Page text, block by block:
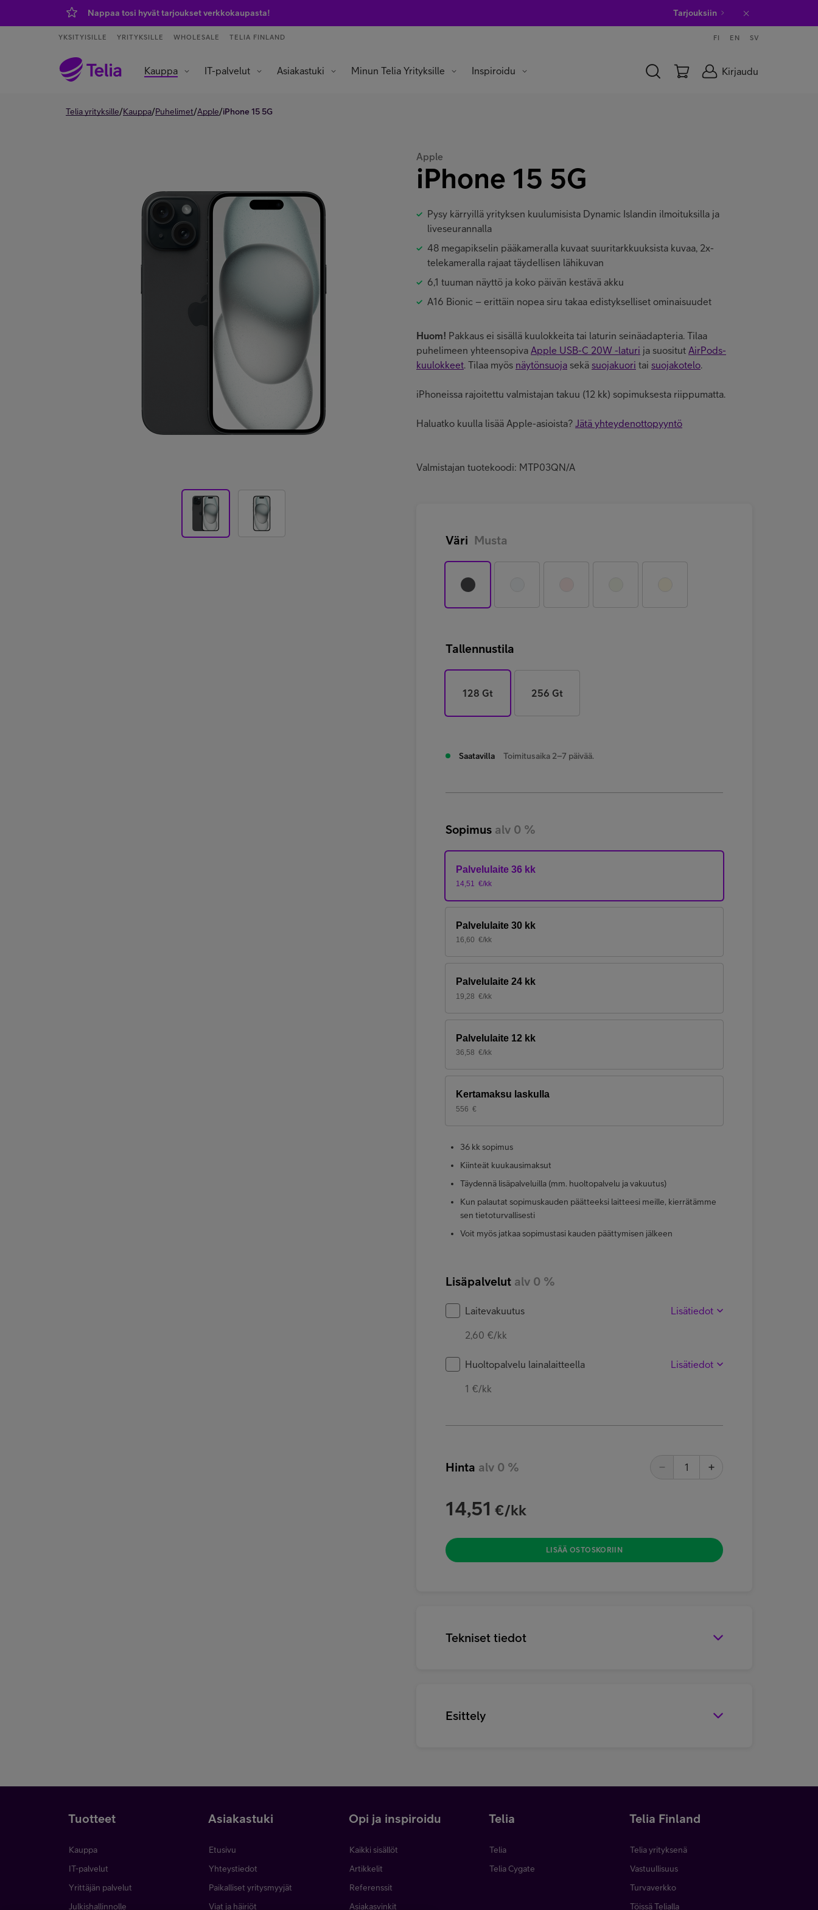
Nappaa tosi hyvät tarjoukset verkkokaupasta! Tarjouksiin
YKSITYISILLE YRITYKSILLE WHOLESALE TELIA FINLAND FI EN SV
Kauppa IT-palvelut Asiakastuki Minun Telia Yrityksille Inspiroidu Kirjaudu
Telia yrityksille/Kauppa/Puhelimet/Apple/iPhone 15 5G
Apple
iPhone 15 5G
Pysy kärryillä yrityksen kuulumisista Dynamic Islandin ilmoituksilla ja
liveseurannalla
48 megapikselin pääkameralla kuvaat suuritarkkuuksista kuvaa, 2x-
telekameralla rajaat täydellisen lähikuvan
6,1 tuuman näyttö ja koko päivän kestävä akku
A16 Bionic – erittäin nopea siru takaa edistykselliset ominaisuudet
Huom! Pakkaus ei sisällä kuulokkeita tai laturin seinäadapteria. Tilaa
puhelimeen yhteensopiva Apple USB-C 20W -laturi ja suositut AirPods-
kuulokkeet. Tilaa myös näytönsuoja sekä suojakuori tai suojakotelo.
iPhoneissa rajoitettu valmistajan takuu (12 kk) sopimuksesta riippumatta.
Haluatko kuulla lisää Apple-asioista? Jätä yhteydenottopyyntö
Valmistajan tuotekoodi: MTP03QN/A
Väri Musta
Tallennustila
128 Gt 256 Gt
Saatavilla Toimitusaika 2–7 päivää.
Sopimus alv 0 %
Palvelulaite 36 kk
14,51 €/kk
Palvelulaite 30 kk
16,60 €/kk
Palvelulaite 24 kk
19,28 €/kk
Palvelulaite 12 kk
36,58 €/kk
Kertamaksu laskulla
556 €
36 kk sopimus
Kiinteät kuukausimaksut
Täydennä lisäpalveluilla (mm. huoltopalvelu ja vakuutus)
Kun palautat sopimuskauden päätteeksi laitteesi meille, kierrätämme
sen tietoturvallisesti
Voit myös jatkaa sopimustasi kauden päättymisen jälkeen
Lisäpalvelut alv 0 %
Laitevakuutus Lisätiedot
2,60 €/kk
Huoltopalvelu lainalaitteella Lisätiedot
1 €/kk
Hinta alv 0 %
14,51 €/kk
LISÄÄ OSTOSKORIIN
Tekniset tiedot
Esittely
Tuotteet
Kauppa
IT-palvelut
Yrittäjän palvelut
Julkishallinnolle
Asiakastuki
Etusivu
Yhteystiedot
Paikalliset yritysmyyjät
Viat ja häiriöt
Opi ja inspiroidu
Kaikki sisällöt
Artikkelit
Referenssit
Asiakasvinkit
Telia
Telia
Telia Cygate
Telia Finland
Telia yrityksenä
Vastuullisuus
Turvaverkko
Töissä Telialla